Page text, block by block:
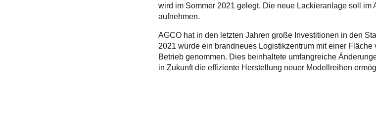
wird im Sommer 2021 gelegt. Die neue Lackieranlage soll im
aufnehmen.
AGCO hat in den letzten Jahren große Investitionen in den
2021 wurde ein brandneues Logistikzentrum mit einer Fläche
Betrieb genommen. Dies beinhaltete umfangreiche
in Zukunft die effiziente Herstellung neuer Modellreihen